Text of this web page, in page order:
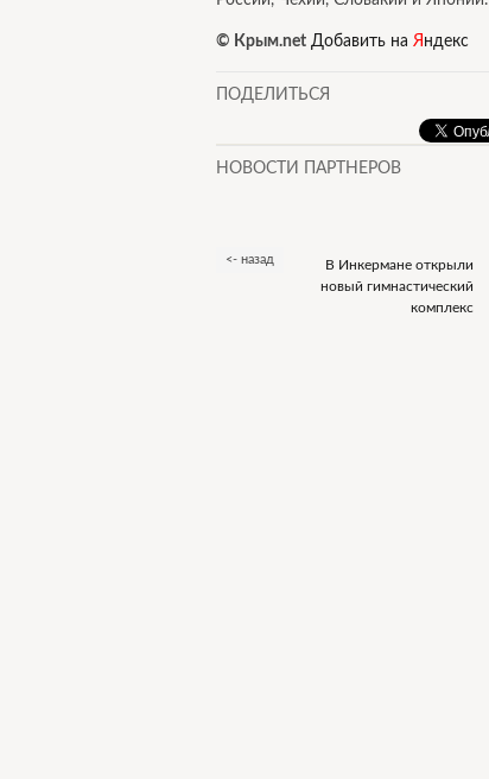
© Крым.net Добавить на Я ндекс
ПОДЕЛИТЬСЯ
НОВОСТИ ПАРТНЕРОВ
<- назад
В Инкермане открыли
новый гимнастический
комплекс